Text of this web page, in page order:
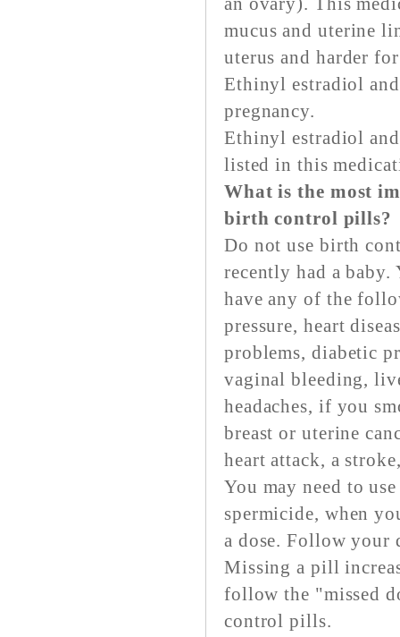
mucus and uterine
uterus and harder
Ethinyl estradiol
pregnancy.
Ethinyl estradiol
listed in this
What is the most
birth control pills?
Do not use birth
recently had a
have any of the
pressure, heart
problems, diabetic
vaginal bleeding,
headaches, if you
breast or uterine
heart attack, a
You may need to
spermicide, when
a dose. Follow your
Missing a pill
follow the "missed
control pills.